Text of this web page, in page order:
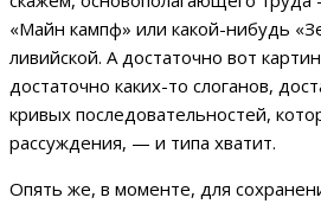
«Майн кампф» или какой-нибудь
ливийской. А достаточно вот
достаточно каких-то слоганов,
кривых последовательностей,
рассуждения, — и типа хватит.
Опять же, в моменте, для